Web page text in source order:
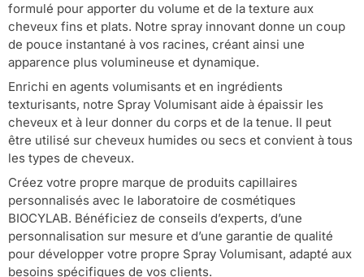
formulé pour apporter du volume et de la texture aux
cheveux fins et plats. Notre spray innovant donne un coup
de pouce instantané à vos racines, créant ainsi une
apparence plus volumineuse et dynamique.
Enrichi en agents volumisants et en ingrédients
texturisants, notre Spray Volumisant aide à épaissir les
cheveux et à leur donner du corps et de la tenue. Il peut
être utilisé sur cheveux humides ou secs et convient à tous
les types de cheveux.
Créez votre propre marque de produits capillaires
personnalisés avec le laboratoire de cosmétiques
BIOCYLAB. Bénéficiez de conseils d’experts, d’une
personnalisation sur mesure et d’une garantie de qualité
pour développer votre propre Spray Volumisant, adapté aux
besoins spécifiques de vos clients.